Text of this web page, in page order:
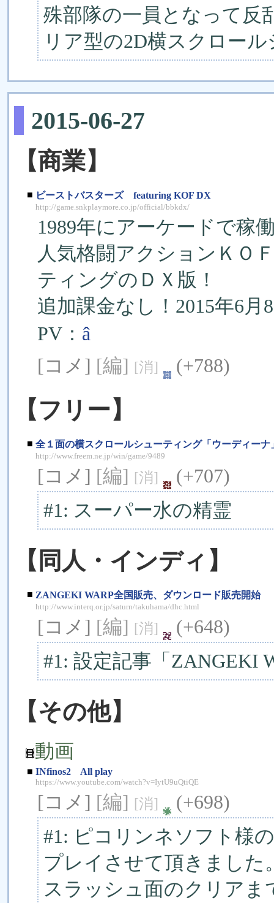
殊部隊の一員となって反
リア型の2D横スクロー
2015-06-27
【商業】
■ ビーストバスターズ featuring KOF DX
http://game.snkplaymore.co.jp/official/bbkdx/
1989年にアーケードで稼
人気格闘アクションＫＯ
ティングのＤＸ版！
追加課金なし！2015年6月
PV： â
[コメ] [編] [消] (+788)
【フリー】
■ 全１面の横スクロールシューティング「ウーディーナ
http://www.freem.ne.jp/win/game/9489
[コメ] [編] [消]
(+707)
#1: スーパー水の精霊
【同人・インディ】
■ ZANGEKI WARP全国販売、ダウンロード販売開始
http://www.interq.or.jp/saturn/takuhama/dhc.html
[コメ] [編] [消]
(+648)
#1: 設定記事「ZANGEKI
【その他】
動画
■ INfinos2 All play
https://www.youtube.com/watch?v=IytU9uQtiQE
[コメ] [編] [消]
(+698)
#1: ピコリンネソフト様
プレイさせて頂きました
スラッシュ面のクリアま